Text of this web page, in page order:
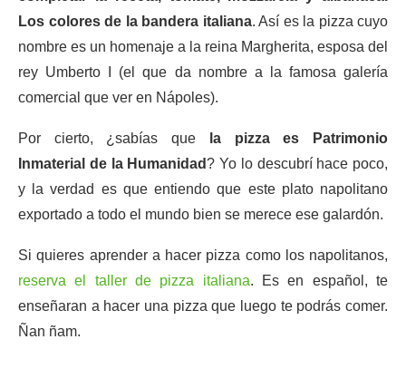
Los colores de la bandera italiana. Así es la pizza cuyo
nombre es un homenaje a la reina Margherita, esposa del
rey Umberto I (el que da nombre a la famosa galería
comercial que ver en Nápoles).
Por cierto, ¿sabías que
la pizza es Patrimonio
Inmaterial de la Humanidad? Yo lo descubrí hace poco,
y la verdad es que entiendo que este plato napolitano
exportado a todo el mundo bien se merece ese galardón.
Si quieres aprender a hacer pizza como los napolitanos,
reserva el taller de pizza italiana. Es en español, te
enseñaran a hacer una pizza que luego te podrás comer.
Ñan ñam.